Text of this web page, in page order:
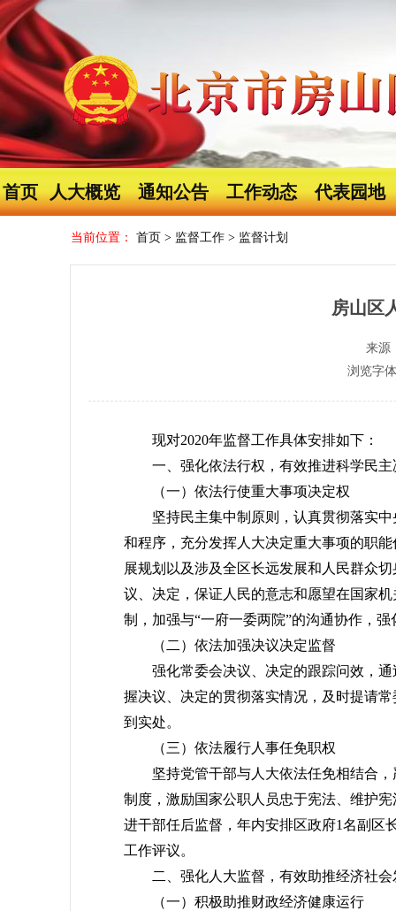
首页 人大概览 通知公告 工作动态 代表园地
当前位置： 首页 > 监督工作 > 监督计划
房山区
来源
浏览字
现对2020年监督工作具体安排如下：
一、强化依法行权，有效推进科学民主
（一）依法行使重大事项决定权
坚持民主集中制原则，认真贯彻落实中
和程序，充分发挥人大决定重大事项的职
展规划以及涉及全区长远发展和人民群众
议、决定，保证人民的意志和愿望在国家
制，加强与“一府一委两院”的沟通协作，
（二）依法加强决议决定监督
强化常委会决议、决定的跟踪问效，通
握决议、决定的贯彻落实情况，及时提请
到实处。
（三）依法履行人事任免职权
坚持党管干部与人大依法任免相结合，
制度，激励国家公职人员忠于宪法、维护
进干部任后监督，年内安排区政府1名副区
工作评议。
二、强化人大监督，有效助推经济社会
（一）积极助推财政经济健康运行